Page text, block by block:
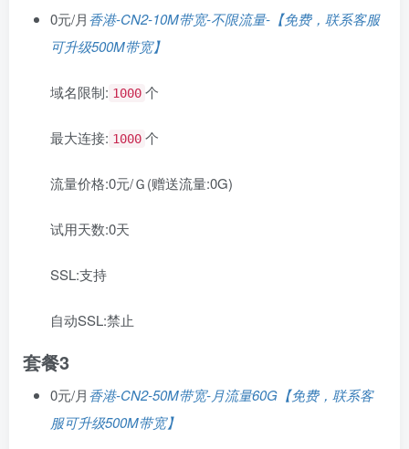
0元/月香港-CN2-10M带宽-不限流量-【免费，联系客服
可升级500M带宽】
域名限制: 1000 个
最大连接: 1000 个
流量价格:0元/Ｇ(赠送流量:0G)
试用天数:0天
SSL:支持
自动SSL:禁止
套餐3
0元/月香港-CN2-50M带宽-月流量60G【免费，联系客
服可升级500M带宽】